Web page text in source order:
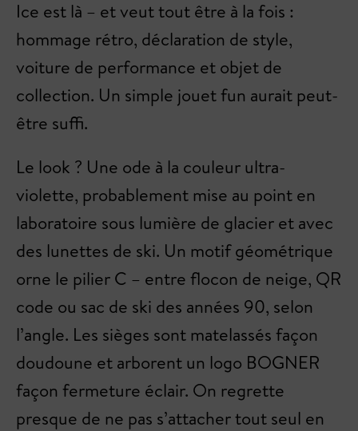
Ice est là – et veut tout être à la fois :
hommage rétro, déclaration de style,
voiture de performance et objet de
collection. Un simple jouet fun aurait peut-
être suffi.
Le look ? Une ode à la couleur ultra-
violette, probablement mise au point en
laboratoire sous lumière de glacier et avec
des lunettes de ski. Un motif géométrique
orne le pilier C – entre flocon de neige, QR
code ou sac de ski des années 90, selon
l’angle. Les sièges sont matelassés façon
doudoune et arborent un logo BOGNER
façon fermeture éclair. On regrette
presque de ne pas s’attacher tout seul en